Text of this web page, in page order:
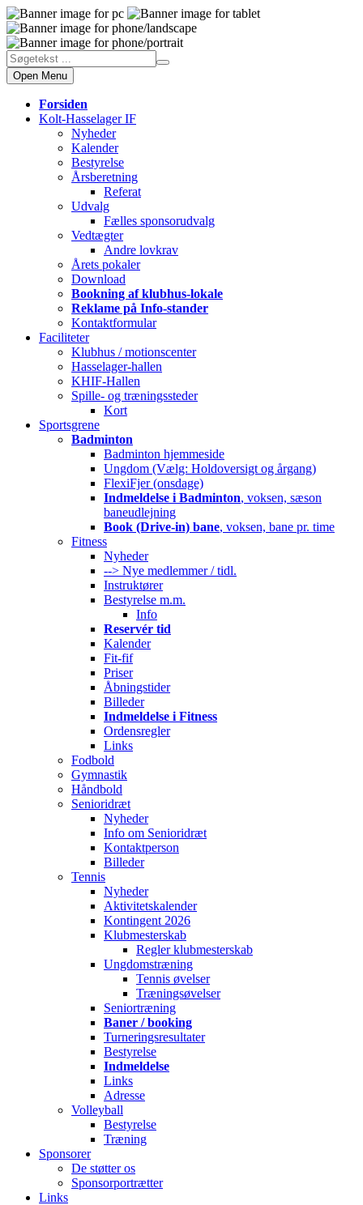
Open Menu
Forsiden
Kolt-Hasselager IF
Nyheder
Kalender
Bestyrelse
Årsberetning
Referat
Udvalg
Fælles sponsorudvalg
Vedtægter
Andre lovkrav
Årets pokaler
Download
Bookning af klubhus-lokale
Reklame på Info-stander
Kontaktformular
Faciliteter
Klubhus / motionscenter
Hasselager-hallen
KHIF-Hallen
Spille- og træningssteder
Kort
Sportsgrene
Badminton
Badminton hjemmeside
Ungdom (Vælg: Holdoversigt og årgang)
FlexiFjer (onsdage)
Indmeldelse i Badminton, voksen, sæson
baneudlejning
Book (Drive-in) bane, voksen, bane pr. time
Fitness
Nyheder
--> Nye medlemmer / tidl.
Instruktører
Bestyrelse m.m.
Info
Reservér tid
Kalender
Fit-fif
Priser
Åbningstider
Billeder
Indmeldelse i Fitness
Ordensregler
Links
Fodbold
Gymnastik
Håndbold
Senioridræt
Nyheder
Info om Senioridræt
Kontaktperson
Billeder
Tennis
Nyheder
Aktivitetskalender
Kontingent 2026
Klubmesterskab
Regler klubmesterskab
Ungdomstræning
Tennis øvelser
Træningsøvelser
Seniortræning
Baner / booking
Turneringsresultater
Bestyrelse
Indmeldelse
Links
Adresse
Volleyball
Bestyrelse
Træning
Sponsorer
De støtter os
Sponsorportrætter
Links